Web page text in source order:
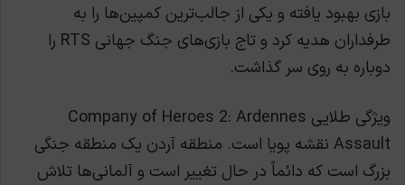
بازی بهبود یافته و یکی از جالب‌ترین کمپین‌ها را به
طرفداران هدیه کرد و تاج بازی‌های جنگ جهانی RTS را
دوباره به روی سر گذاشت.
ویژگی طلایی Company of Heroes 2: Ardennes
Assault نقشه پویا است. منطقه آردن یک منطقه جنگی
بزرگ است که دائماً در حال تغییر است و آلمانی‌ها تلاش